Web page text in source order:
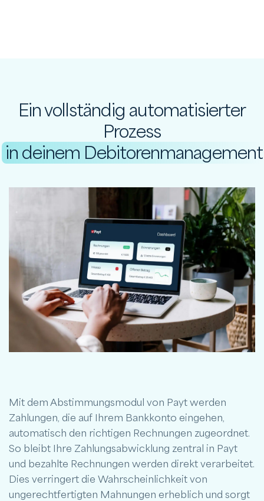
Ein vollständig automatisierter
Prozess
in deinem Debitorenmanagement
Mit dem Abstimmungsmodul von Payt werden
Zahlungen, die auf Ihrem Bankkonto eingehen,
automatisch den richtigen Rechnungen zugeordnet.
So bleibt Ihre Zahlungsabwicklung zentral in Payt
und bezahlte Rechnungen werden direkt verarbeitet.
Dies verringert die Wahrscheinlichkeit von
ungerechtfertigten Mahnungen erheblich und sorgt